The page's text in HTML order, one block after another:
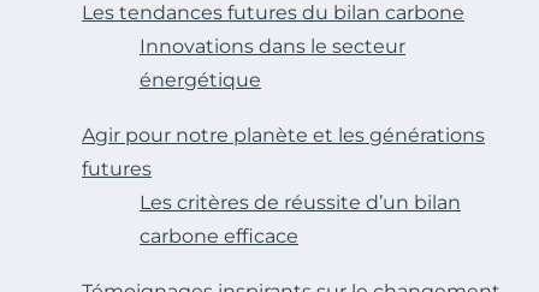
Les tendances futures du bilan carbone
Innovations dans le secteur
énergétique
Agir pour notre planète et les générations
futures
Les critères de réussite d’un bilan
carbone efficace